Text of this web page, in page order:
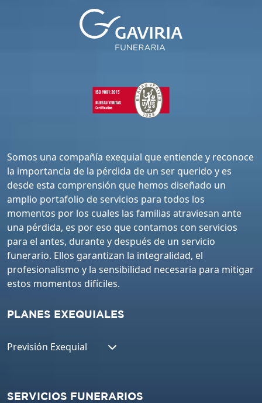
Somos una compañía exequial que entiende y reconoce
la importancia de la pérdida de un ser querido y es
desde esta comprensión que hemos diseñado un
amplio portafolio de servicios para todos los
momentos por los cuales las familias atraviesan ante
una pérdida, es por eso que contamos con servicios
para el antes, durante y después de un servicio
funerario. Ellos garantizan la integralidad, el
profesionalismo y la sensibilidad necesaria para mitigar
estos momentos difíciles.
PLANES EXEQUIALES
Previsión Exequial
SERVICIOS FUNERARIOS